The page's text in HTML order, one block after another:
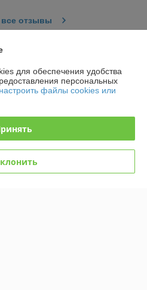
все отзывы
для обеспечения удобства
персональных
файлы cookies или